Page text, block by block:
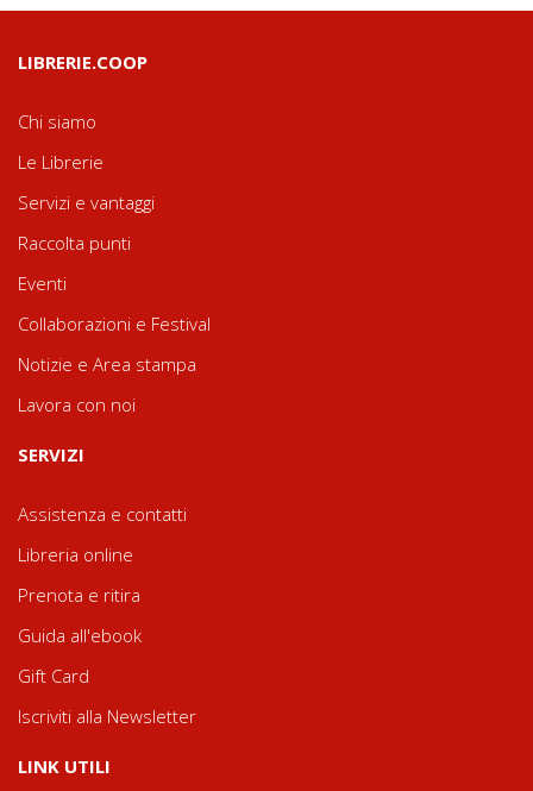
LIBRERIE.COOP
Chi siamo
Le Librerie
Servizi e vantaggi
Raccolta punti
Eventi
Collaborazioni e Festival
Notizie e Area stampa
Lavora con noi
SERVIZI
Assistenza e contatti
Libreria online
Prenota e ritira
Guida all'ebook
Gift Card
Iscriviti alla Newsletter
LINK UTILI